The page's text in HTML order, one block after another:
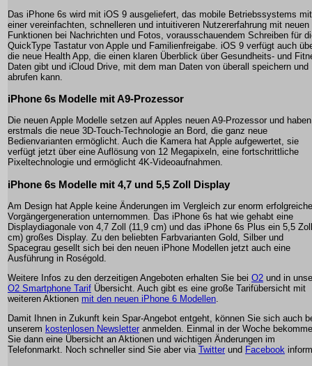
Das iPhone 6s wird mit iOS 9 ausgeliefert, das mobile Betriebssystems mit
einer vereinfachten, schnelleren und intuitiveren Nutzererfahrung mit neuen
Funktionen bei Nachrichten und Fotos, vorausschauendem Schreiben für
QuickType Tastatur von Apple und Familienfreigabe. iOS 9 verfügt auch
die neue Health App, die einen klaren Überblick über Gesundheits- und
Daten gibt und iCloud Drive, mit dem man Daten von überall speichern und
abrufen kann.
iPhone 6s Modelle mit A9-Prozessor
Die neuen Apple Modelle setzen auf Apples neuen A9-Prozessor und haben
erstmals die neue 3D-Touch-Technologie an Bord, die ganz neue
Bedienvarianten ermöglicht. Auch die Kamera hat Apple aufgewertet, sie
verfügt jetzt über eine Auflösung von 12 Megapixeln, eine fortschrittliche
Pixeltechnologie und ermöglicht 4K-Videoaufnahmen.
iPhone 6s Modelle mit 4,7 und 5,5 Zoll Display
Am Design hat Apple keine Änderungen im Vergleich zur enorm
Vorgängergeneration unternommen. Das iPhone 6s hat wie gehabt eine
Displaydiagonale von 4,7 Zoll (11,9 cm) und das iPhone 6s Plus ein 5,5
cm) großes Display. Zu den beliebten Farbvarianten Gold, Silber und
Spacegrau gesellt sich bei den neuen iPhone Modellen jetzt auch eine
Ausführung in Roségold.
Weitere Infos zu den derzeitigen Angeboten erhalten Sie bei O2 und in
O2 Smartphone Tarif Übersicht. Auch gibt es eine große Tarifübersicht mit
weiteren Aktionen mit den neuen iPhone 6 Modellen
Damit Ihnen in Zukunft kein Spar-Angebot entgeht, können Sie sich auch
unserem kostenlosen Newsletter anmelden. Einmal in der Woche
Sie dann eine Übersicht an Aktionen und wichtigen Änderungen im
Telefonmarkt. Noch schneller sind Sie aber via Twitter und Facebook